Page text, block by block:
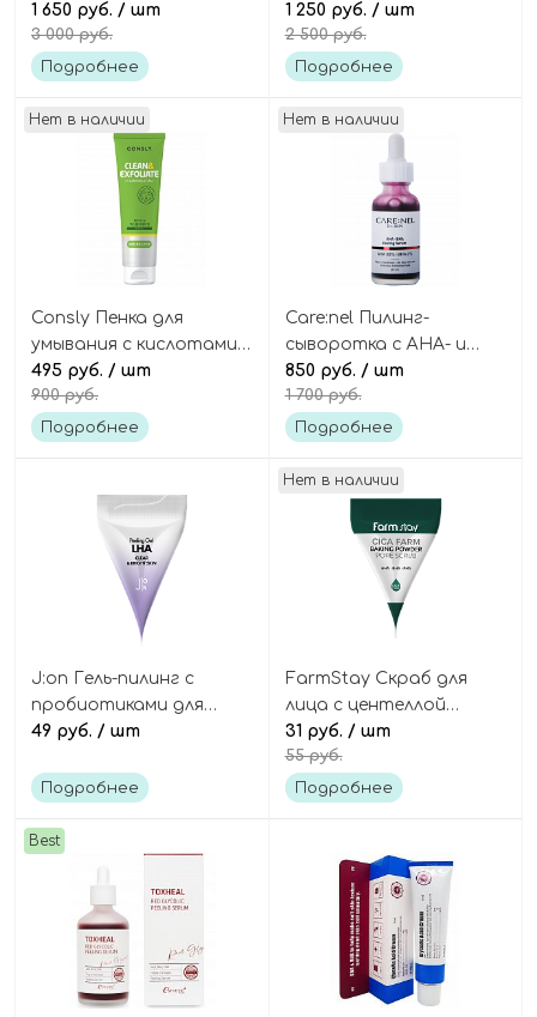
кислотами «кровавая»
Zombie beauty bloody
peel
1 650 руб. / шт
3 000 руб.
Подробнее
мандарином и
кислотами Vita7 energy
peeling gel
1 250 руб. / шт
2 500 руб.
Подробнее
Нет в наличии
Consly Пенка для
умывания с кислотами
отшелушивающая AHA
BHA PHA Cleansing
foam clean&exfoliate
495 руб. / шт
900 руб.
Подробнее
Нет в наличии
Care:nel Пилинг-
сыворотка с AHA- и
BHA-кислотами
«кровавая» AHA BHA
peeling serum
850 руб. / шт
1 700 руб.
Подробнее
J:on Гель-пилинг с
пробиотиками для
очищения кожи
Clear&bright skin peeling
49 руб. / шт
Подробнее
Нет в наличии
FarmStay Скраб для
лица с центеллой
пирамидка Cica farm
baking powder pore
scrub
31 руб. / шт
55 руб.
Подробнее
Best